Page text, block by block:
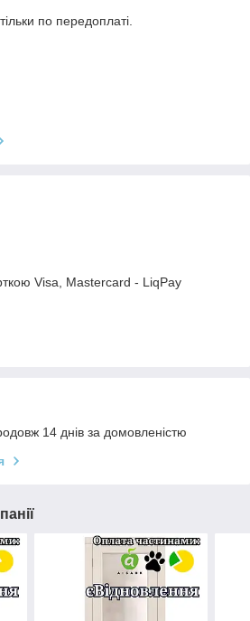
по передоплаті.
Visa, Mastercard - LiqPay
14 днів за домовленістю